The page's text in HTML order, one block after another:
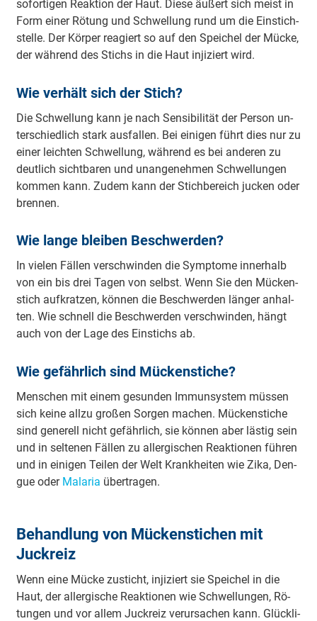
so­for­ti­gen Re­ak­ti­on der Haut. Die­se äu­ßert sich meist in
Form ei­ner Rö­tung und Schwel­lung rund um die Ein­stich­
stel­le. Der Kör­per re­agiert so auf den Spei­chel der Mü­cke,
der wäh­rend des Stichs in die Haut in­ji­ziert wird.
Wie verhält sich der Stich?
Die Schwel­lung kann je nach Sen­si­bi­li­tät der Per­son un­
ter­schied­lich stark aus­fal­len. Bei ei­ni­gen führt dies nur zu
ei­ner leich­ten Schwel­lung, wäh­rend es bei an­de­ren zu
deut­lich sicht­ba­ren und un­an­ge­neh­men Schwel­lun­gen
kom­men kann. Zu­dem kann der Stich­be­reich ju­cken oder
bren­nen.
Wie lange bleiben Beschwerden?
In vie­len Fäl­len ver­schwin­den die Sym­pto­me in­ner­halb
von ein bis drei Ta­gen von selbst. Wenn Sie den Mü­cken­
stich auf­krat­zen, kön­nen die Be­schwer­den län­ger an­hal­
ten. Wie schnell die Be­schwer­den ver­schwin­den, hängt
auch von der La­ge des Ein­stichs ab.
Wie gefährlich sind Mückenstiche?
Men­schen mit ei­nem ge­sun­den Im­mun­sys­tem müs­sen
sich kei­ne all­zu gro­ßen Sor­gen ma­chen. Mü­cken­sti­che
sind ge­ne­rell nicht ge­fähr­lich, sie kön­nen aber läs­tig sein
und in sel­te­nen Fäl­len zu all­er­gi­schen Re­ak­tio­nen füh­ren
und in ei­ni­gen Tei­len der Welt Krank­hei­ten wie Zi­ka, Den­
gue oder Ma­la­ria über­tra­gen.
Behandlung von Mückenstichen mit
Juckreiz
Wenn ei­ne Mü­cke zu­sticht, in­ji­ziert sie Spei­chel in die
Haut, der all­er­gi­sche Re­ak­tio­nen wie Schwel­lun­gen, Rö­
tun­gen und vor al­lem Juck­reiz ver­ur­sa­chen kann. Glück­li­